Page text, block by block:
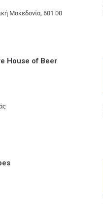
Μακεδονία, 601 00
House of Beer